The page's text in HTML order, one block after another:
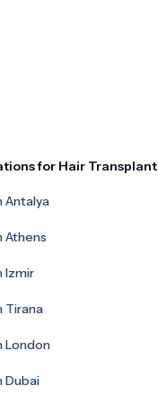
for Hair Transplant
Antalya
Athens
Izmir
Tirana
London
Dubai